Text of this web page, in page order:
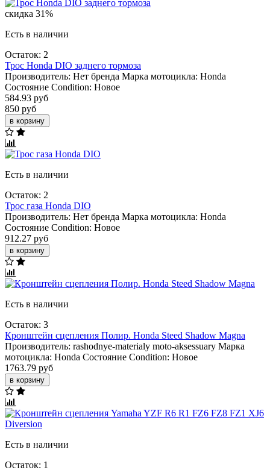
скидка 31%
Есть в наличии
Остаток: 2
Трос Honda DIO заднего тормоза
Производитель: Нет бренда Марка мотоцикла: Honda
Состояние Condition: Новое
584.93 руб
850 руб
в корзину
Есть в наличии
Остаток: 2
Трос газа Honda DIO
Производитель: Нет бренда Марка мотоцикла: Honda
Состояние Condition: Новое
912.27 руб
в корзину
Есть в наличии
Остаток: 3
Кронштейн сцепления Полир. Honda Steed Shadow Magna
Производитель: rashodnye-materialy moto-aksessuary Марка
мотоцикла: Honda Состояние Condition: Новое
1763.79 руб
в корзину
Есть в наличии
Остаток: 1